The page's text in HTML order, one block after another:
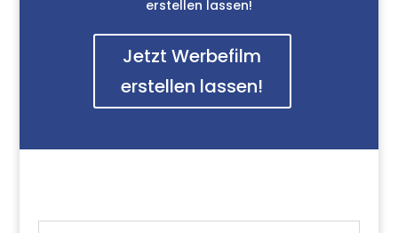
erstellen lassen!
Jetzt Werbefilm
erstellen lassen!